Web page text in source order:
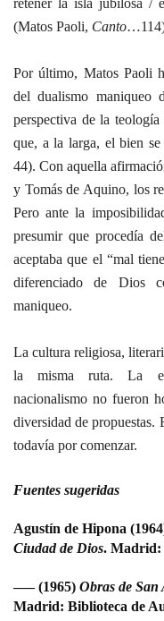
retener la isla jubilosa /
(Matos Paoli, Canto
Por último, Matos Paoli
del dualismo maniqueo
perspectiva de la
que, a la larga, el bien
44). Con aquella
y Tomás de Aquino, los
Pero ante la
presumir que procedía
aceptaba que el “mal
diferenciado de Dios
maniqueo.
La cultura religiosa,
la misma ruta. La
nacionalismo no fueron
diversidad de propuestas.
todavía por comenzar.
Fuentes sugeridas
Agustín de Hipona
Ciudad de Dios. Madrid:
—– (1965) Obras de
Madrid: Biblioteca de